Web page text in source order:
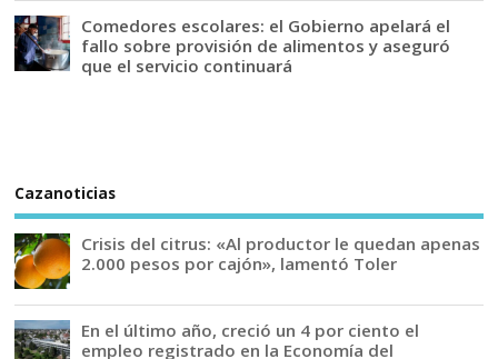
Comedores escolares: el Gobierno apelará el
fallo sobre provisión de alimentos y aseguró
que el servicio continuará
Cazanoticias
Crisis del citrus: «Al productor le quedan apenas
2.000 pesos por cajón», lamentó Toler
En el último año, creció un 4 por ciento el
empleo registrado en la Economía del